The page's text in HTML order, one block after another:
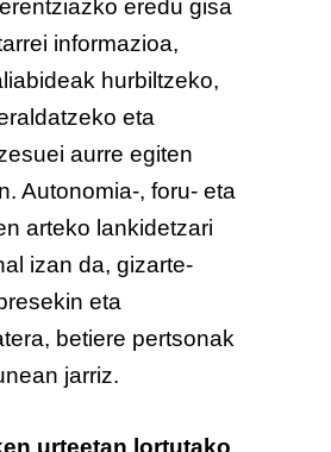
eredu gisa
informazioa,
hurbiltzeko,
eta
aurre egiten
Autonomia-, foru- eta
arteko lankidetzari
izan da, gizarte-
eta
betiere pertsonak
jarriz.
urteetan lortutako